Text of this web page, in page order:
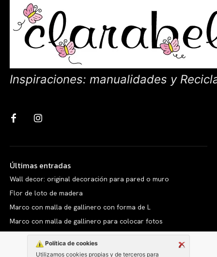
Política de cookies
Utilizamos cookies propias y de terceros para
Inspiraciones: manualidades y
Últimas entradas
Wall decor: original decoración para pared o muro
Flor de loto de madera
Marco con malla de gallinero con forma de L
Marco con malla de gallinero para colocar fotos